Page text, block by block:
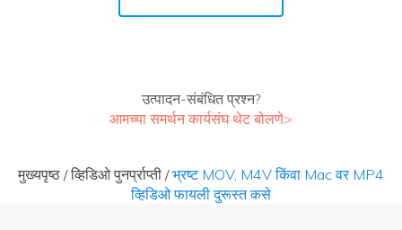
उत्पादन-संबंधित प्रश्न?
आमच्या समर्थन कार्यसंघ थेट बोलणे>
मुख्यपृष्ठ /व्हिडिओ पुनर्प्राप्ती /भ्रष्ट MOV, M4V किंवा Mac वर MP4
व्हिडिओ फायली दुरूस्त कसे